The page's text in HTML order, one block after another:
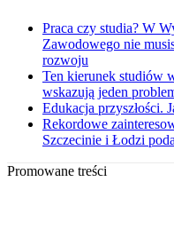
Praca czy studia? W
Zawodowego nie
rozwoju
Ten kierunek studiów
wskazują jeden
Edukacja przyszłości.
Rekordowe
Szczecinie i Łodzi
Promowane treści